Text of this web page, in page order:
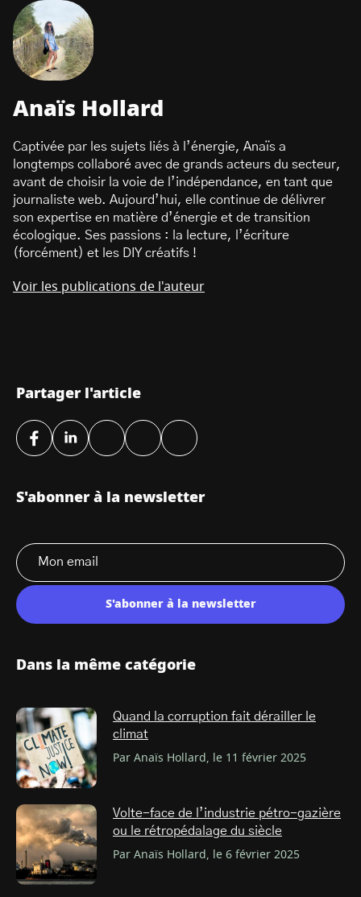
Anaïs Hollard
Captivée par les sujets liés à l’énergie, Anaïs a
longtemps collaboré avec de grands acteurs du secteur,
avant de choisir la voie de l’indépendance, en tant que
journaliste web. Aujourd’hui, elle continue de délivrer
son expertise en matière d’énergie et de transition
écologique. Ses passions : la lecture, l’écriture
(forcément) et les DIY créatifs !
Voir les publications de l'auteur
Partager l'article
S'abonner à la newsletter
S'abonner à la newsletter
Dans la même catégorie
Quand la corruption fait dérailler le
climat
Par Anaïs Hollard, le 11 février 2025
Volte-face de l’industrie pétro-gazière
ou le rétropédalage du siècle
Par Anaïs Hollard, le 6 février 2025